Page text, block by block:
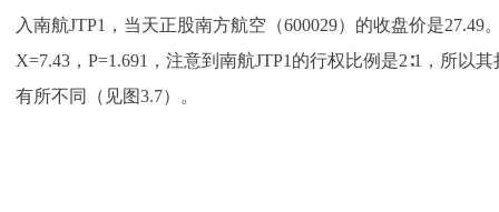
入南航JTP1，当天正股南方航空（600029）的收盘价是27.49
X=7.43，P=1.691，注意到南航JTP1的行权比例是2∶1，所以
有所不同（见图3.7）。